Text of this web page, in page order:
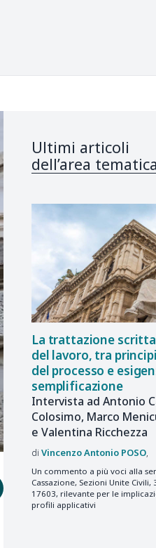
Ultimi articoli
dell’area tematica
La trattazione
del lavoro, tra
del processo e
semplificazione
Intervista ad Antonio
Colosimo, Marco
e Valentina Ricchezza
Vincenzo Antonio POSO
Un commento a più voci alla
Cassazione, Sezioni Unite Civili,
17603, rilevante per le
profili applicativi